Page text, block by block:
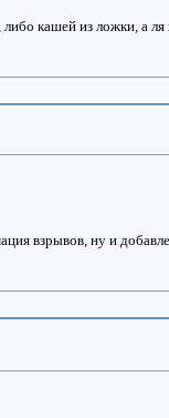
кашей из ложки, а ля
взрывов, ну и